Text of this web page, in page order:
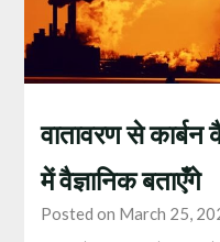
वातावरण से कार्बन
में वैज्ञानिक बताएँगे
Posted on March 25,